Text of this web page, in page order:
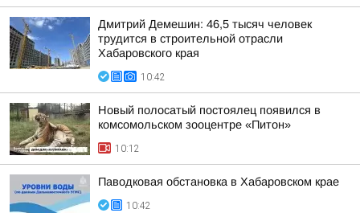
Дмитрий Демешин: 46,5 тысяч человек
трудится в строительной отрасли
Хабаровского края
10:42
Новый полосатый постоялец появился в
комсомольском зооцентре «Питон»
10:12
Паводковая обстановка в Хабаровском крае
10:42